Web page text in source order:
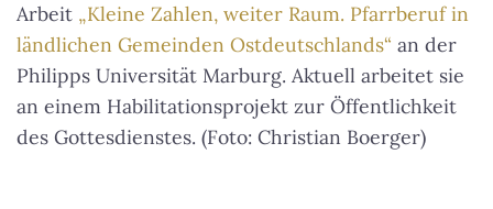
Arbeit „Kleine Zahlen, weiter Raum. Pfarrberuf in
ländlichen Gemeinden Ostdeutschlands“ an der
Philipps Universität Marburg. Aktuell arbeitet sie
an einem Habilitationsprojekt zur Öffentlichkeit
des Gottesdienstes. (Foto: Christian Boerger)